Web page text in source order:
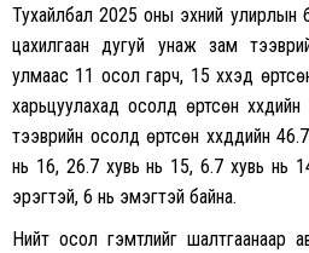
Тухайлбал 2025 оны эхний улирлын
цахилгаан дугуй унаж зам
улмаас 11 осол гарч, 15 хүүхэд
харьцуулахад осолд өртсөн
тээврийн осолд өртсөн хүүхдүүдийн
нь 16, 26.7 хувь нь 15, 6.7 хувь нь
эрэгтэй, 6 нь эмэгтэй байна.
Нийт осол гэмтлийг шалтгаанаар